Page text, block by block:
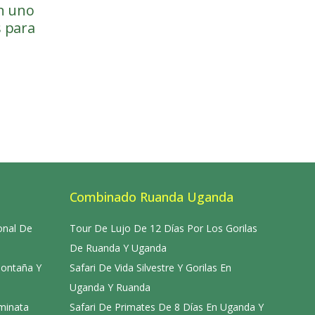
uno
para
De
Y
Combinado Ruanda Uganda
Tour De Lujo De 12 Días Por Los Gorilas
De Ruanda Y Uganda
Safari De Vida Silvestre Y Gorilas En
Uganda Y Ruanda
Safari De Primates De 8 Días En Uganda Y